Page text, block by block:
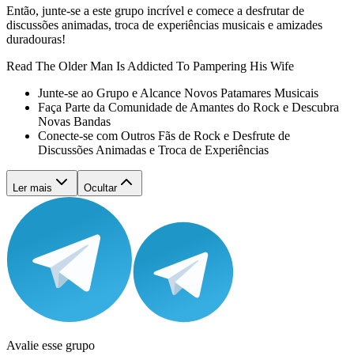
Então, junte-se a este grupo incrível e comece a desfrutar de
discussões animadas, troca de experiências musicais e amizades
duradouras!
Read The Older Man Is Addicted To Pampering His Wife
Junte-se ao Grupo e Alcance Novos Patamares Musicais
Faça Parte da Comunidade de Amantes do Rock e Descubra
Novas Bandas
Conecte-se com Outros Fãs de Rock e Desfrute de
Discussões Animadas e Troca de Experiências
Ler mais Ocultar
Avalie esse grupo